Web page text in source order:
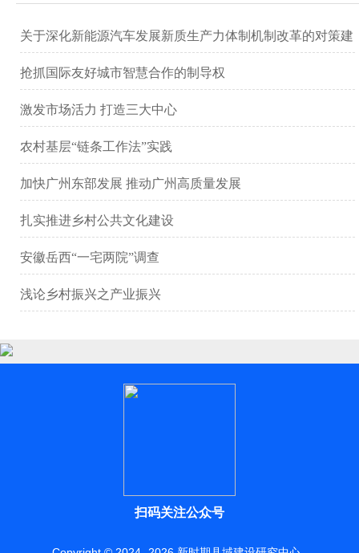
关于深化新能源汽车发展新质生产力体制机制改革的对策建
议 ——以广汽集团为例
抢抓国际友好城市智慧合作的制导权
激发市场活力 打造三大中心
农村基层“链条工作法”实践
加快广州东部发展 推动广州高质量发展
扎实推进乡村公共文化建设
安徽岳西“一宅两院”调查
浅论乡村振兴之产业振兴
扫码关注公众号